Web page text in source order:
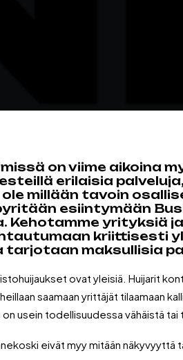
on viime aikoina
erilaisia
millään tavoin
esiintymään
Kehotamme yrityksiä
kriittisesti
maksullisia
ovat yleisiä. Huijarit
saamaan yrittäjät tilaamaan
usein todellisuudessa vähäistä
eivät myy mitään näkyvyyttä